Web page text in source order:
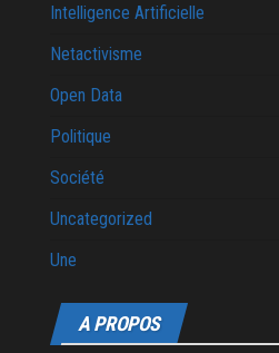
Intelligence Artificielle
Netactivisme
Open Data
Politique
Société
Uncategorized
Une
A PROPOS